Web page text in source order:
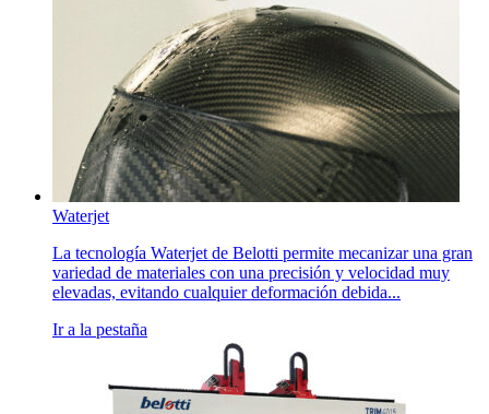
Waterjet
La tecnología Waterjet de Belotti permite mecanizar una gran
variedad de materiales con una precisión y velocidad muy
elevadas, evitando cualquier deformación debida...
Ir a la pestaña